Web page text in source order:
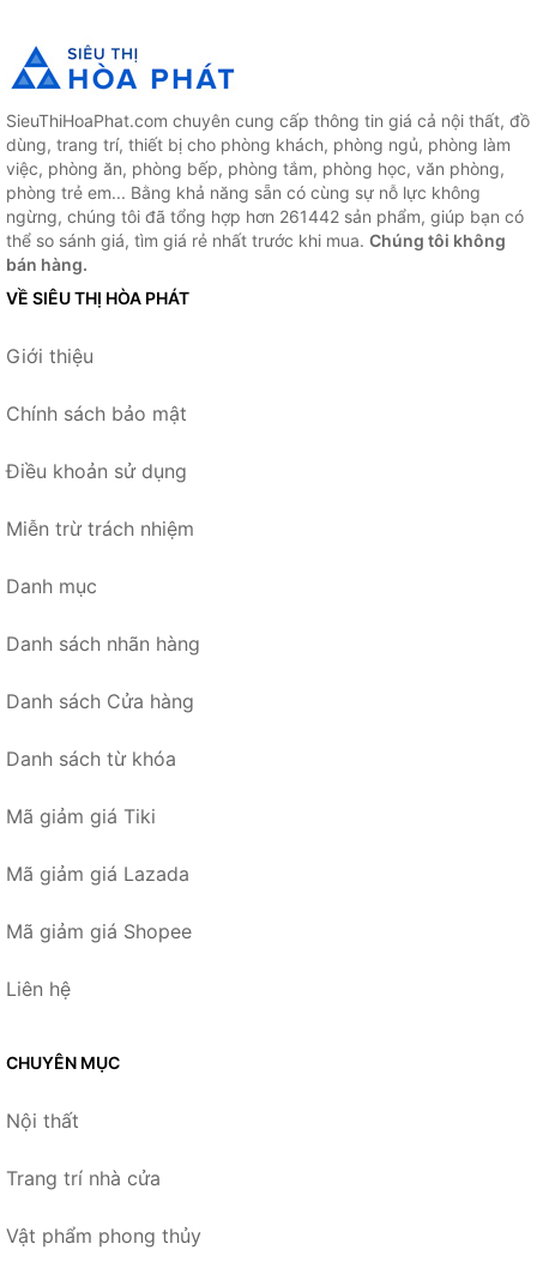
SieuThiHoaPhat.com chuyên cung cấp thông tin giá cả nội thất, đồ
dùng, trang trí, thiết bị cho phòng khách, phòng ngủ, phòng làm
việc, phòng ăn, phòng bếp, phòng tắm, phòng học, văn phòng,
phòng trẻ em... Bằng khả năng sẵn có cùng sự nỗ lực không
ngừng, chúng tôi đã tổng hợp hơn 261442 sản phẩm, giúp bạn có
thể so sánh giá, tìm giá rẻ nhất trước khi mua. Chúng tôi không
bán hàng.
VỀ SIÊU THỊ HÒA PHÁT
Giới thiệu
Chính sách bảo mật
Điều khoản sử dụng
Miễn trừ trách nhiệm
Danh mục
Danh sách nhãn hàng
Danh sách Cửa hàng
Danh sách từ khóa
Mã giảm giá Tiki
Mã giảm giá Lazada
Mã giảm giá Shopee
Liên hệ
CHUYÊN MỤC
Nội thất
Trang trí nhà cửa
Vật phẩm phong thủy